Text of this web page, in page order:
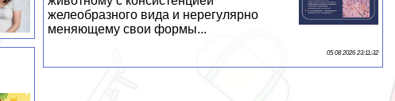
желеобразного вида и нерегулярно
меняющему свои формы...
05 08 2026 23:11:32